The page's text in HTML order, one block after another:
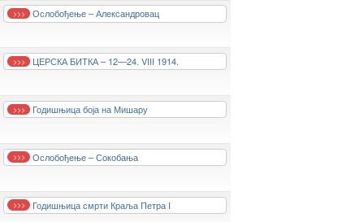
>>> Ослобођење – Александровац
>>> ЦЕРСКА БИТКА – 12—24. VIII 1914.
>>> Годишњица боја на Мишару
>>> Ослобођење – Сокобања
>>> Годишњица смрти Краља Петра I